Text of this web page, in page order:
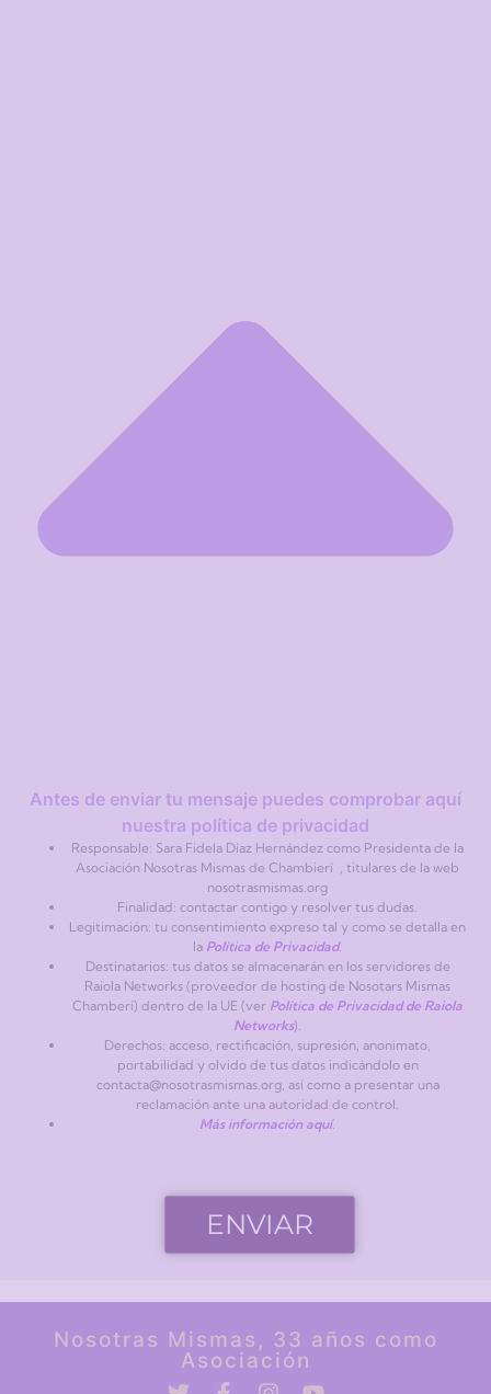
Antes de enviar tu mensaje puedes comprobar aquí
nuestra política de privacidad
Responsable: Sara Fidela Díaz Hernández como Presidenta de la
Asociación Nosotras Mismas de Chambierí , titulares de la web
nosotrasmismas.org
Finalidad: contactar contigo y resolver tus dudas.
Legitimación: tu consentimiento expreso tal y como se detalla en
la Política de Privacidad.
Destinatarios: tus datos se almacenarán en los servidores de
Raiola Networks (proveedor de hosting de Nosotars Mismas
Chamberí) dentro de la UE (ver Política de Privacidad de Raiola
Networks).
Derechos: acceso, rectificación, supresión, anonimato,
portabilidad y olvido de tus datos indicándolo en
contacta@nosotrasmismas.org, así como a presentar una
reclamación ante una autoridad de control.
Más información aquí.
Nosotras Mismas, 33 años como
Asociación